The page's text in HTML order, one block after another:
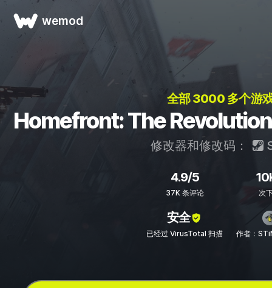
wemod
全部 3000 多个游
Homefront: The
修改器和修改码：
4.9/5
37K 条评论 次
安全
已经过 VirusTotal 扫描 作者：